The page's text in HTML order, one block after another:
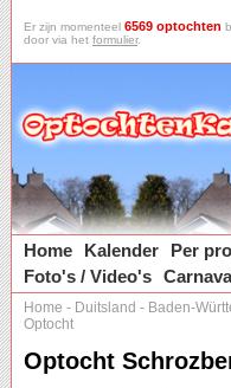
Er zijn momenteel 6569 optochten
door via het formulier.
Home
Kalender Per
Foto's / Video's
Home - Duitsland - Baden-
Optocht
Optocht